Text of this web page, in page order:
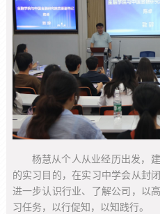
杨慧从个人从业经历出发，
的实习目的，在实习中学会从封
进一步认识行业、了解公司，以
习任务，以行促知，以知践行。